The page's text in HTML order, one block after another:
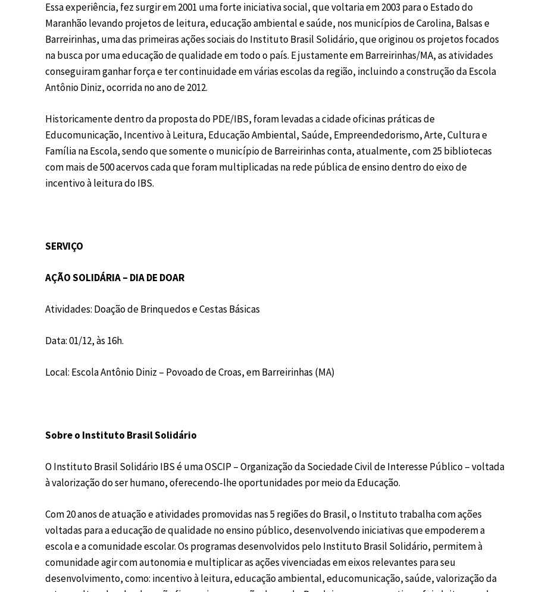
Essa experiência, fez surgir em 2001 uma forte iniciativa social, que voltaria em 2003 para o Estado do
Maranhão levando projetos de leitura, educação ambiental e saúde, nos municípios de Carolina, Balsas e
Barreirinhas, uma das primeiras ações sociais do Instituto Brasil Solidário, que originou os projetos focados
na busca por uma educação de qualidade em todo o país. E justamente em Barreirinhas/MA, as atividades
conseguiram ganhar força e ter continuidade em várias escolas da região, incluindo a construção da Escola
Antônio Diniz, ocorrida no ano de 2012.
Historicamente dentro da proposta do PDE/IBS, foram levadas a cidade oficinas práticas de
Educomunicação, Incentivo à Leitura, Educação Ambiental, Saúde, Empreendedorismo, Arte, Cultura e
Família na Escola, sendo que somente o município de Barreirinhas conta, atualmente, com 25 bibliotecas
com mais de 500 acervos cada que foram multiplicadas na rede pública de ensino dentro do eixo de
incentivo à leitura do IBS.
SERVIÇO
AÇÃO SOLIDÁRIA – DIA DE DOAR
Atividades: Doação de Brinquedos e Cestas Básicas
Data: 01/12, às 16h.
Local: Escola Antônio Diniz – Povoado de Croas, em Barreirinhas (MA)
Sobre o Instituto Brasil Solidário
O Instituto Brasil Solidário IBS é uma OSCIP – Organização da Sociedade Civil de Interesse Público – voltada
à valorização do ser humano, oferecendo-lhe oportunidades por meio da Educação.
Com 20 anos de atuação e atividades promovidas nas 5 regiões do Brasil, o Instituto trabalha com ações
voltadas para a educação de qualidade no ensino público, desenvolvendo iniciativas que empoderem a
escola e a comunidade escolar. Os programas desenvolvidos pelo Instituto Brasil Solidário, permitem à
comunidade agir com autonomia e multiplicar as ações vivenciadas em eixos relevantes para seu
desenvolvimento, como: incentivo à leitura, educação ambiental, educomunicação, saúde, valorização da